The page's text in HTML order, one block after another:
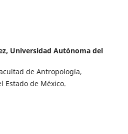
Universidad Autónoma del
de Antropología,
Estado de México.